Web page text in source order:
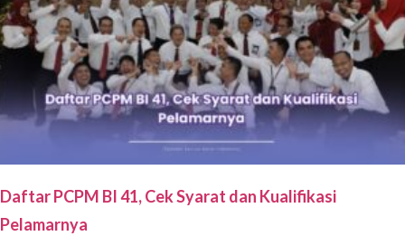
Daftar PCPM BI 41, Cek Syarat dan Kualifikasi
Pelamarnya